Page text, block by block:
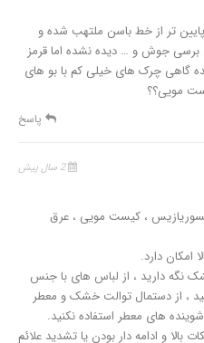
تر از خط باسن ملتهب شده و
جوش و … دیده نشده اما قرمز
گاهی چرک های خیلی کم با بو های
مویی؟؟
پاسخ
2 سال پیش
، کیست مویی ، عرق
امکان دارد.
نگه دارید ، از لباس های با جنس
، از دستمال توالت خشک و معطر
شوینده های معطر استفاده نکنید.
بالا و ادامه دار بودن یا تشدید علائم